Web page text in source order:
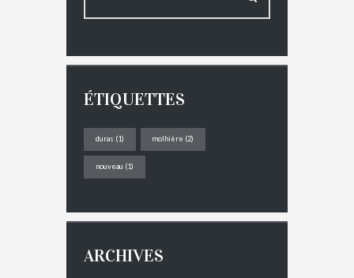
ÉTIQUETTES
duras (1) molhière (2)
nouveau (1)
ARCHIVES